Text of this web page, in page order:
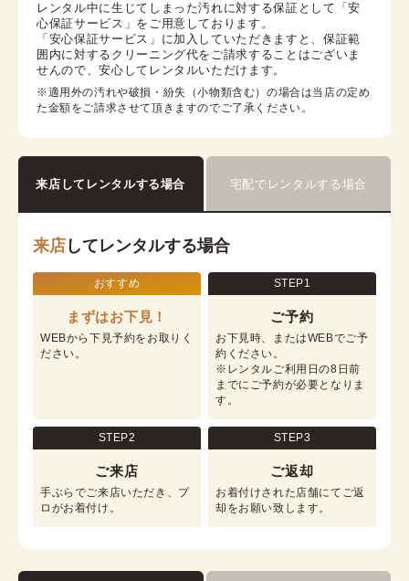
東京都台東区浅草２丁目６−７ 楽天地浅草ビル 4階
営業時間： 10:00~ 18:00
着付け最終受付時間：17:30
返却締め切り時間：18:00
レンタル中に生じてしまった汚れに対する保証として「安
心保証サービス」をご用意しております。
「安心保証サービス」に加入していただきますと、保証範
囲内に対するクリーニング代をご請求することはございま
せんので、安心してレンタルいただけます。
※適用外の汚れや破損・紛失（小物類含む）の場合は当店の定め
た金額をご請求させて頂きますのでご了承ください。
来店してレンタルする場合 宅配でレンタルする場合
来店 してレンタルする場合
おすすめ
まずはお下見！
WEBから下見予約をお取りく
ださい。
STEP1
ご予約
お下見時、またはWEBでご予
約ください。
※レンタルご利用日の8日前
までにご予約が必要となりま
す。
STEP2
ご来店
手ぶらでご来店いただき、プ
ロがお着付け。
STEP3
ご返却
お着付けされた店舗にてご返
却をお願い致します。